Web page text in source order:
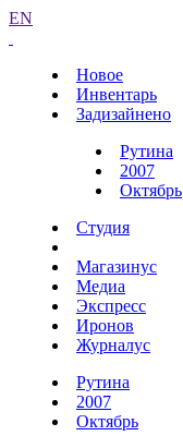
EN
Новое
Инвентарь
Задизайнено
Рутина
2007
Октябрь
Студия
Магазинус
Медиа
Экспресс
Иронов
Журналус
Рутина
2007
Октябрь